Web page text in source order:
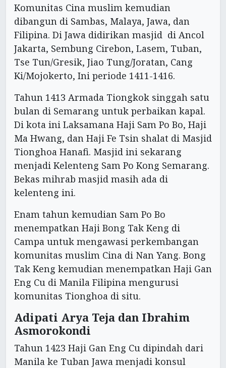
Komunitas Cina muslim kemudian
dibangun di Sambas, Malaya, Jawa, dan
Filipina. Di Jawa didirikan masjid di Ancol
Jakarta, Sembung Cirebon, Lasem, Tuban,
Tse Tun/Gresik, Jiao Tung/Joratan, Cang
Ki/Mojokerto, Ini periode 1411-1416.
Tahun 1413 Armada Tiongkok singgah satu
bulan di Semarang untuk perbaikan kapal.
Di kota ini Laksamana Haji Sam Po Bo, Haji
Ma Hwang, dan Haji Fe Tsin shalat di Masjid
Tionghoa Hanafi. Masjid ini sekarang
menjadi Kelenteng Sam Po Kong Semarang.
Bekas mihrab masjid masih ada di
kelenteng ini.
Enam tahun kemudian Sam Po Bo
menempatkan Haji Bong Tak Keng di
Campa untuk mengawasi perkembangan
komunitas muslim Cina di Nan Yang. Bong
Tak Keng kemudian menempatkan Haji Gan
Eng Cu di Manila Filipina mengurusi
komunitas Tionghoa di situ.
Adipati Arya Teja dan Ibrahim
Asmorokondi
Tahun 1423 Haji Gan Eng Cu dipindah dari
Manila ke Tuban Jawa menjadi konsul